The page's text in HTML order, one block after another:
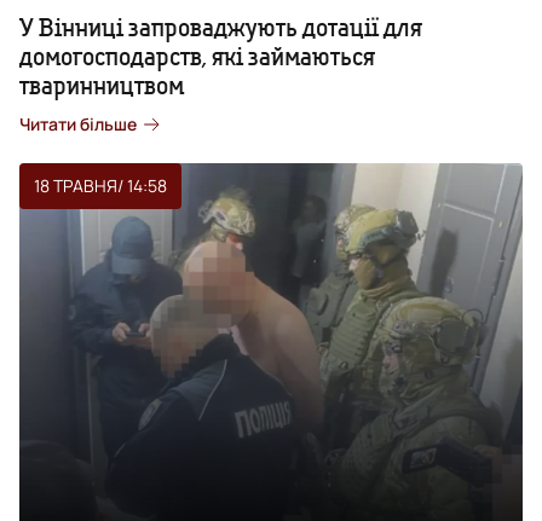
У Вінниці запроваджують дотації для
домогосподарств, які займаються
тваринництвом
Читати більше
18 ТРАВНЯ/ 14:58